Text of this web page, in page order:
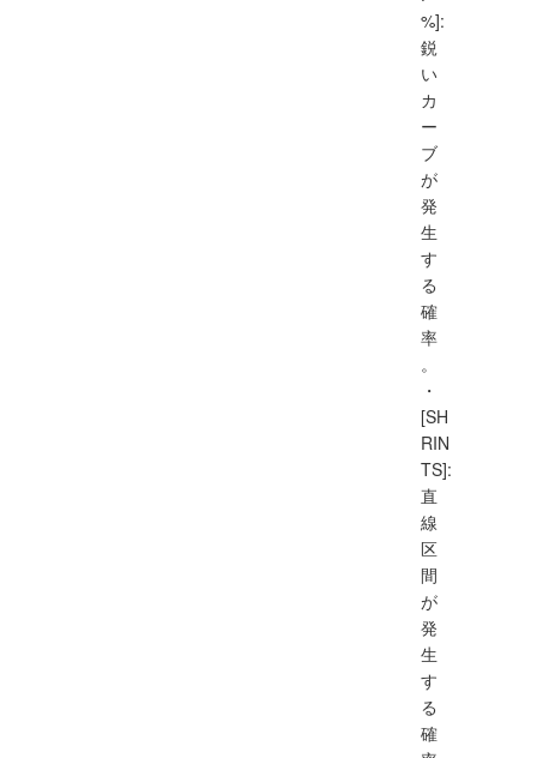
%]:
鋭
い
カ
ー
ブ
が
発
生
す
る
確
率
。
・
[SH
RIN
TS]:
直
線
区
間
が
発
生
す
る
確